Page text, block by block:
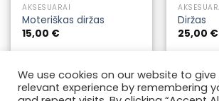
AKSESUARAI
Moteriškas diržas
15,00 €
Diržas
25,00 €
We use cookies on our website to
relevant experience by remembering